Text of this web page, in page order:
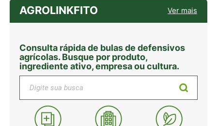
AGROLINKFITO Ver mais
Consulta rápida de bulas de defensivos
agrícolas. Busque por produto,
ingrediente ativo, empresa ou cultura.